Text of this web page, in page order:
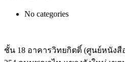
No categories
ชั้น 18 อาคารวิทยกิตติ์ (ศูนย์หนัง